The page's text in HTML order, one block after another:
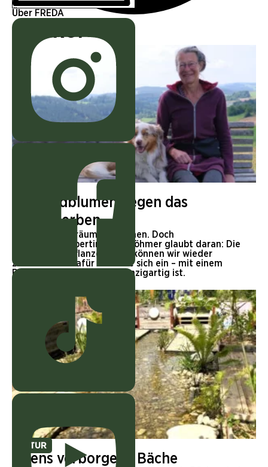
Über FREDA
Artikel
Mit Wildblumen gegen das
Artensterben
Unsere Lebensräume verarmen. Doch
Wildblumenexpertin Karin Böhmer glaubt daran: Die
allermeisten Pflanzenarten können wir wieder
zurückholen. Dafür setzt sie sich ein – mit einem
Betrieb, der in seiner Art einzigartig ist.
NATUR
Wiens verborgene Bäche